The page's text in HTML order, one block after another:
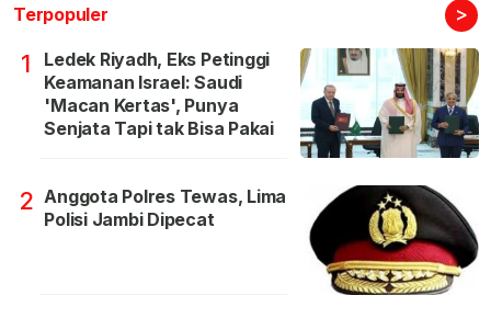
Terpopuler >
1
Ledek Riyadh, Eks Petinggi
Keamanan Israel: Saudi
'Macan Kertas', Punya
Senjata Tapi tak Bisa Pakai
2 Anggota Polres Tewas, Lima
Polisi Jambi Dipecat